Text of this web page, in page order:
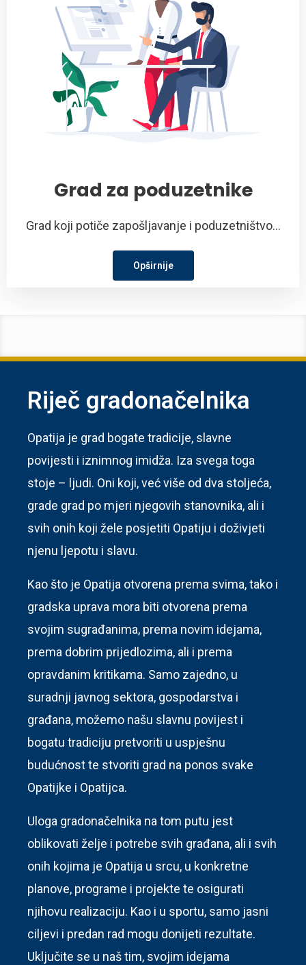
Grad za poduzetnike
Grad koji potiče zapošljavanje i poduzetništvo...
Opširnije
Riječ gradonačelnika
Opatija je grad bogate tradicije, slavne
povijesti i iznimnog imidža. Iza svega toga
stoje – ljudi. Oni koji, već više od dva stoljeća,
grade grad po mjeri njegovih stanovnika, ali i
svih onih koji žele posjetiti Opatiju i doživjeti
njenu ljepotu i slavu.
Kao što je Opatija otvorena prema svima, tako i
gradska uprava mora biti otvorena prema
svojim sugrađanima, prema novim idejama,
prema dobrim prijedlozima, ali i prema
opravdanim kritikama. Samo zajedno, u
suradnji javnog sektora, gospodarstva i
građana, možemo našu slavnu povijest i
bogatu tradiciju pretvoriti u uspješnu
budućnost te stvoriti grad na ponos svake
Opatijke i Opatijca.
Uloga gradonačelnika na tom putu jest
oblikovati želje i potrebe svih građana, ali i svih
onih kojima je Opatija u srcu, u konkretne
planove, programe i projekte te osigurati
njihovu realizaciju. Kao i u sportu, samo jasni
ciljevi i predan rad mogu donijeti rezultate.
Uključite se u naš tim, svojim idejama